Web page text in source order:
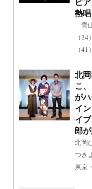
ピ
熱唱
青
（
（41）
北
こ
が
イ
イ
郎が
北岡
つき
東京・